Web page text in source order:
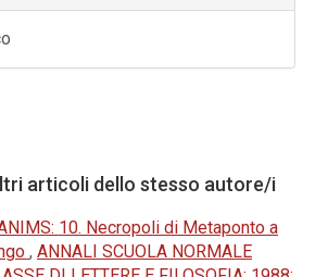
articoli dello stesso autore/i
10. Necropoli di Metaponto a
, ANNALI SCUOLA NORMALE